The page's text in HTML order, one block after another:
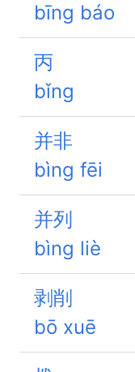
bīng báo
丙
bǐng
并非
bìng fēi
并列
bìng liè
剥削
bō xuē